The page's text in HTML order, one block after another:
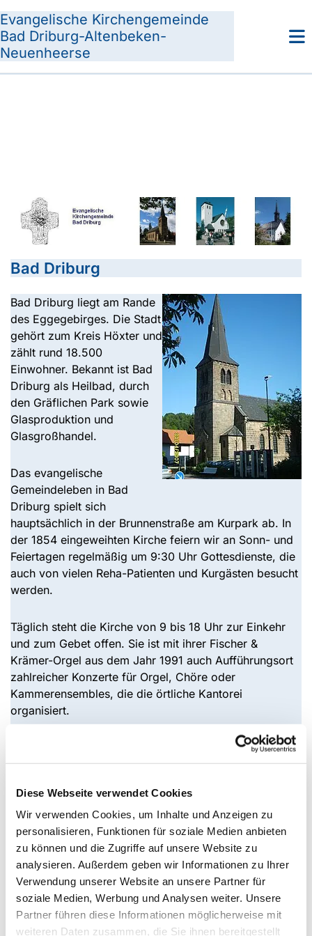
Diese Webseite verwendet Cookies
Wir verwenden Cookies, um Inhalte und Anzeigen zu
personalisieren, Funktionen für soziale Medien anbieten
zu können und die Zugriffe auf unsere Website zu
analysieren. Außerdem geben wir Informationen zu Ihrer
Verwendung unserer Website an unsere Partner für
soziale Medien, Werbung und Analysen weiter. Unsere
Partner führen diese Informationen möglicherweise mit
weiteren Daten zusammen, die Sie ihnen bereitgestellt
Evangelische Kirchengemeinde
Bad Driburg-Altenbeken-
Neuenheerse
Bad Driburg
Bad Driburg liegt am Rande
des Eggegebirges. Die Stadt
gehört zum Kreis Höxter und
zählt rund 18.500
Einwohner. Bekannt ist Bad
Driburg als Heilbad, durch
den Gräflichen Park sowie
Glasproduktion und
Glasgroßhandel.
Das evangelische
Gemeindeleben in Bad
Driburg spielt sich
hauptsächlich in der Brunnenstraße am Kurpark ab. In
der 1854 eingeweihten Kirche feiern wir an Sonn- und
Feiertagen regelmäßig um 9:30 Uhr Gottesdienste, die
auch von vielen Reha-Patienten und Kurgästen besucht
werden.
Täglich steht die Kirche von 9 bis 18 Uhr zur Einkehr
und zum Gebet offen. Sie ist mit ihrer Fischer &
Krämer-Orgel aus dem Jahr 1991 auch Aufführungsort
zahlreicher Konzerte für Orgel, Chöre oder
Kammerensembles, die die örtliche Kantorei
organisiert.
Neben der Kirche liegt das „Evangelische Gemeinde-
und Kurseelsorgezentrum“. Es beherbergt das
bietet viel Platz für die zahlreichen Gruppen und Kreise
der Gemeinde, für Chöre und Musikgruppen, für
kirchlichen Unterricht und Erwachsenenbildung, für
lebendige Kinder- und Jugendarbeit u.v.m.
Hinter der Kirche lädt der „Bibelgarten“ der Stiftung
Senfkorn zum Verweilen ein. Im Kurpark ist der
evangelische Kindergarten „Jesus und Zachäus“ zu